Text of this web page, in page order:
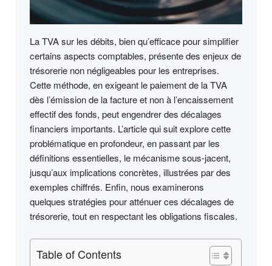
La TVA sur les débits, bien qu’efficace pour simplifier
certains aspects comptables, présente des enjeux de
trésorerie non négligeables pour les entreprises.
Cette méthode, en exigeant le paiement de la TVA
dès l’émission de la facture et non à l’encaissement
effectif des fonds, peut engendrer des décalages
financiers importants. L’article qui suit explore cette
problématique en profondeur, en passant par les
définitions essentielles, le mécanisme sous-jacent,
jusqu’aux implications concrètes, illustrées par des
exemples chiffrés. Enfin, nous examinerons
quelques stratégies pour atténuer ces décalages de
trésorerie, tout en respectant les obligations fiscales.
Table of Contents